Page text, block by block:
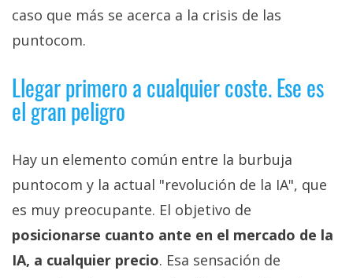
caso que más se acerca a la crisis de las
puntocom.
Llegar primero a cualquier coste. Ese es
el gran peligro
Hay un elemento común entre la burbuja
puntocom y la actual "revolución de la IA", que
es muy preocupante. El objetivo de
posicionarse cuanto ante en el mercado de la
IA, a cualquier precio. Esa sensación de